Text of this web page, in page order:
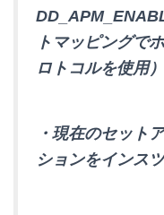
トマッピングで
ロトコルを使用
・現在のセット
ションをインス